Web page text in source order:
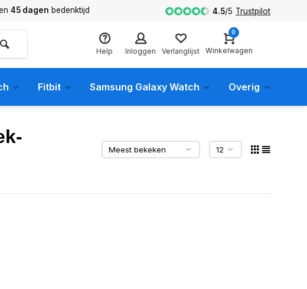
45 dagen bedenktijd 4.5/5 Trustpilot
Help Inloggen Verlanglijst
0
Winkelwagen
Fitbit Samsung Galaxy Watch Overig